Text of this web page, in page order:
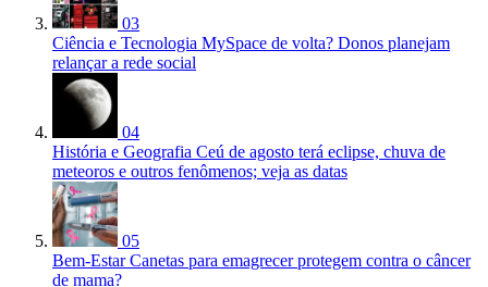
03
Ciência e Tecnologia MySpace de volta? Donos planejam
relançar a rede social
04
História e Geografia Ceú de agosto terá eclipse, chuva de
meteoros e outros fenômenos; veja as datas
05
Bem-Estar Canetas para emagrecer protegem contra o câncer
de mama?